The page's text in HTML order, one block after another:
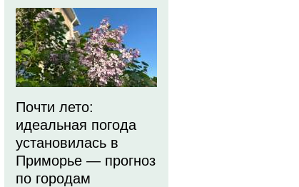
Почти лето:
идеальная погода
установилась в
Приморье — прогноз
по городам